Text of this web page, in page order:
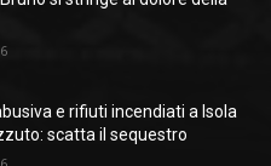
e rifiuti incendiati a Isola
scatta il sequestro